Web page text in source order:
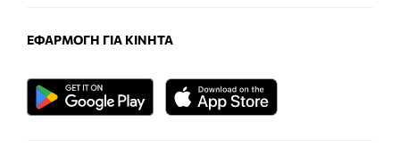
ΕΦΑΡΜΟΓΉ ΓΙΑ ΚΙΝΗΤΆ